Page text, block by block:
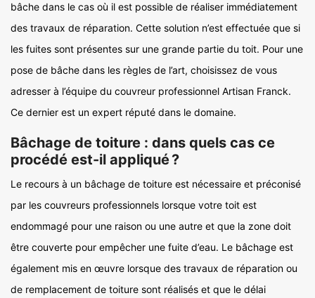
bâche dans le cas où il est possible de réaliser immédiatement
des travaux de réparation. Cette solution n’est effectuée que si
les fuites sont présentes sur une grande partie du toit. Pour une
pose de bâche dans les règles de l’art, choisissez de vous
adresser à l’équipe du couvreur professionnel Artisan Franck.
Ce dernier est un expert réputé dans le domaine.
Bâchage de toiture : dans quels cas ce
procédé est-il appliqué ?
Le recours à un bâchage de toiture est nécessaire et préconisé
par les couvreurs professionnels lorsque votre toit est
endommagé pour une raison ou une autre et que la zone doit
être couverte pour empêcher une fuite d’eau. Le bâchage est
également mis en œuvre lorsque des travaux de réparation ou
de remplacement de toiture sont réalisés et que le délai